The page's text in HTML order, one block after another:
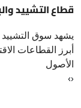
قطاع التشييد
يشهد سوق
أبرز القطاعات
الأصول
‹
›